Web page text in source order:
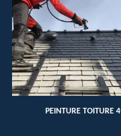
PEINTURE TOITURE